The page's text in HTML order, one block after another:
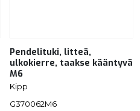
Pendelituki, litteä,
ulkokierre, taakse kääntyvä
M6
Kipp
G370062M6